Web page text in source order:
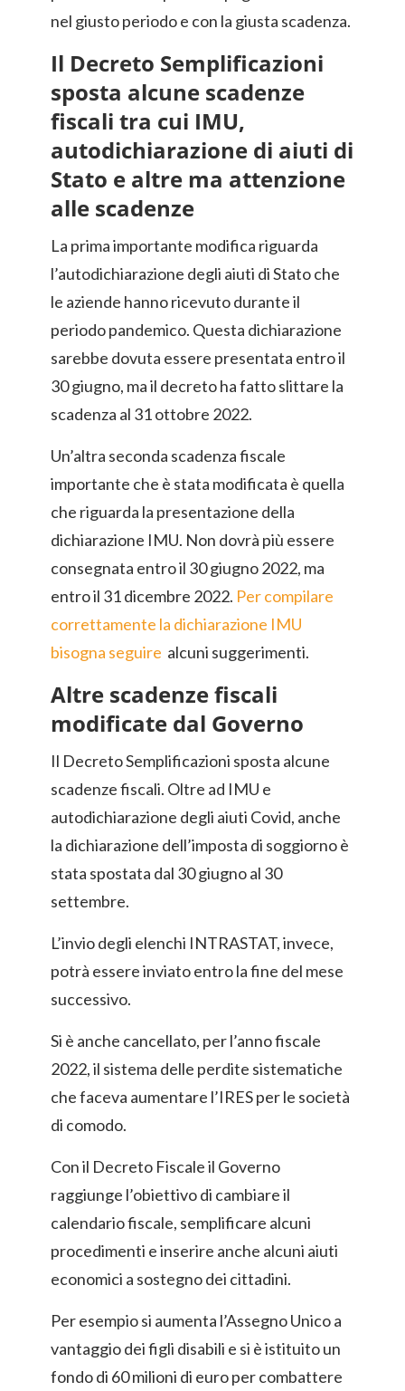
nel giusto periodo e con la giusta scadenza.
Il Decreto Semplificazioni
sposta alcune scadenze
fiscali tra cui IMU,
autodichiarazione di aiuti di
Stato e altre ma attenzione
alle scadenze
La prima importante modifica riguarda
l’autodichiarazione degli aiuti di Stato che
le aziende hanno ricevuto durante il
periodo pandemico. Questa dichiarazione
sarebbe dovuta essere presentata entro il
30 giugno, ma il decreto ha fatto slittare la
scadenza al 31 ottobre 2022.
Un’altra seconda scadenza fiscale
importante che è stata modificata è quella
che riguarda la presentazione della
dichiarazione IMU. Non dovrà più essere
consegnata entro il 30 giugno 2022, ma
entro il 31 dicembre 2022. Per compilare
correttamente la dichiarazione IMU
bisogna seguire alcuni suggerimenti.
Altre scadenze fiscali
modificate dal Governo
Il Decreto Semplificazioni sposta alcune
scadenze fiscali. Oltre ad IMU e
autodichiarazione degli aiuti Covid, anche
la dichiarazione dell’imposta di soggiorno è
stata spostata dal 30 giugno al 30
settembre.
L’invio degli elenchi INTRASTAT, invece,
potrà essere inviato entro la fine del mese
successivo.
Si è anche cancellato, per l’anno fiscale
2022, il sistema delle perdite sistematiche
che faceva aumentare l’IRES per le società
di comodo.
Con il Decreto Fiscale il Governo
raggiunge l’obiettivo di cambiare il
calendario fiscale, semplificare alcuni
procedimenti e inserire anche alcuni aiuti
economici a sostegno dei cittadini.
Per esempio si aumenta l’Assegno Unico a
vantaggio dei figli disabili e si è istituito un
fondo di 60 milioni di euro per combattere